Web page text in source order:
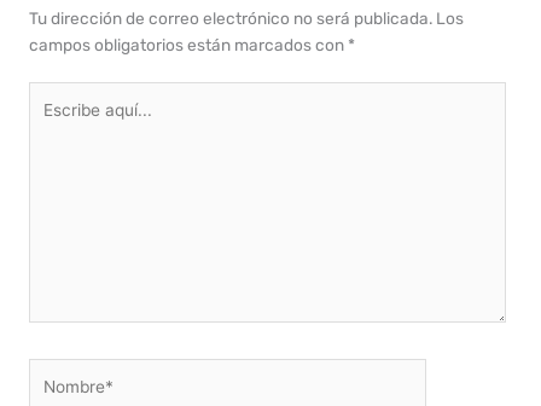
Tu dirección de correo electrónico no será publicada. Los
campos obligatorios están marcados con *
aquí...